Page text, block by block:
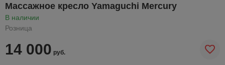
Массажное кресло Yamaguchi Mercury
В наличии
Розница
14 000 руб.